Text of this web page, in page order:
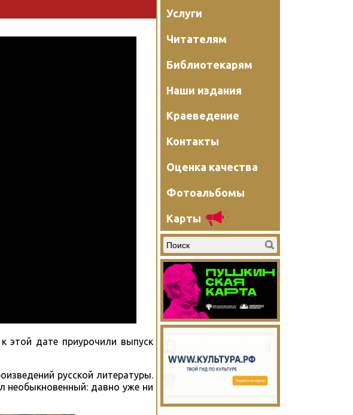
этой дате приурочили выпуск
русской литературы.
необыкновенный: давно уже ни
Услуги
Читателям
Библиотекарям
Наши издания
Краеведение
Контакты
Оценка качества
Фотоальбомы
Карты